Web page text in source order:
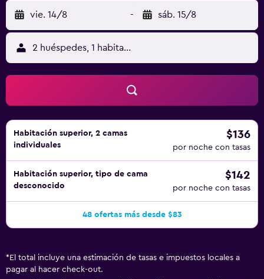
esparcimiento en este hotel incluyen gimnasio abierto las
24 horas. No se permite la entrada al gimnasio a
huéspedes menores de 14 años. Se pueden practicar las
actividades de ocio y esparcimiento que se indican más
abajo en las instalaciones o cerca del alojamiento (es
posible que se aplique un recargo).
vie. 14/8 - sáb. 15/8
2 huéspedes, 1 habitación
Habitación superior, 2 camas
individuales
$136
por noche con tasas
Habitación superior, tipo de cama
desconocido
$142
por noche con tasas
48 ofertas más desde $83
* El total incluye una estimación de tasas e impuestos locales a
pagar al hacer check-out.